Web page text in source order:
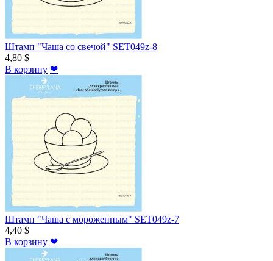
Штамп "Чаша со свечой" SET049z-8
4,80 $
В корзину ❤
Штамп "Чаша с мороженным" SET049z-7
4,40 $
В корзину ❤